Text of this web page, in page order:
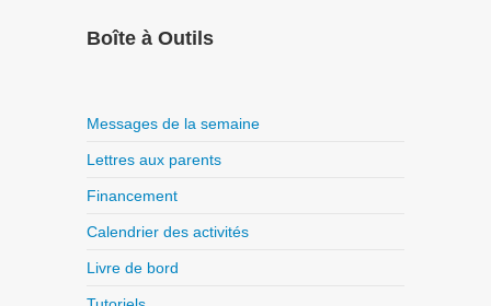
Boîte à Outils
Messages de la semaine
Lettres aux parents
Financement
Calendrier des activités
Livre de bord